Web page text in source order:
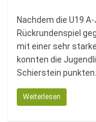
Nachdem die U19
Rückrundenspiel
mit einer sehr
konnten die
Schierstein punkten.
Weiterlesen